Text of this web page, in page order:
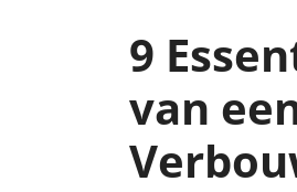
9
van